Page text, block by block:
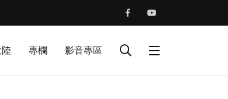
陸 專欄 影音專區